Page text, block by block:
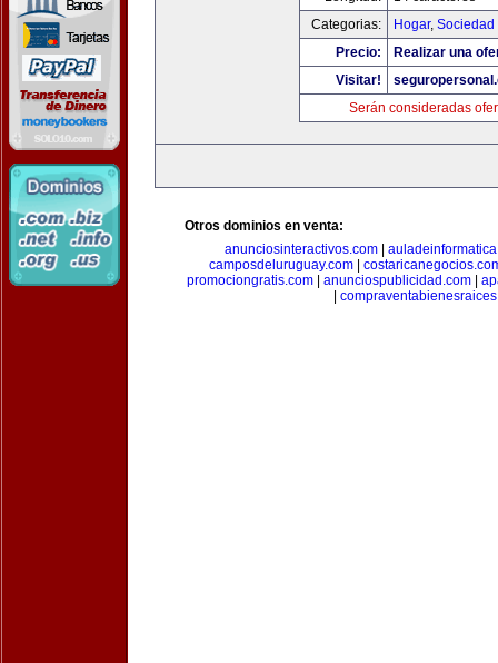
Categorias:
Hogar, Sociedad
Precio:
Realizar una
Visitar!
Serán consideradas
Otros dominios en venta:
anunciosinteractivos.com|
camposdeluruguay.com|
promociongratis.com
anunciospublicidad.com